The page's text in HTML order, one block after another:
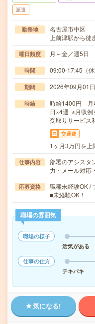
派遣
勤務地
名古屋市中区
上前津駅から
曜日頻度 月～金／週5日
時間 09:00-17:45（
期間 2026年09月01
時給
時給1400円 月
日×4週 ※月収例
受取りサービス
交通費
1ヶ月3万円を上
仕事内容
部署のアシスタ
力・メール対応
応募資格
職種未経験OK /
■未経験OK！
職場の雰囲気
職場の様子
活気がある
仕事の仕方
テキパキ
気になる!